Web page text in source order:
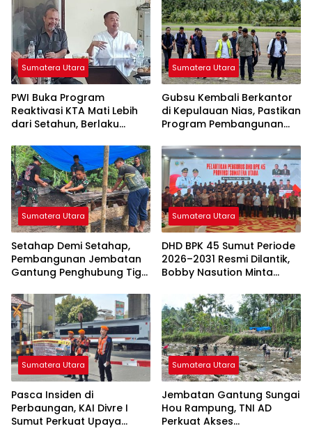
Sumatera Utara
PWI Buka Program
Reaktivasi KTA Mati Lebih
dari Setahun, Berlaku
Sumatera Utara
Gubsu Kembali Berkantor
di Kepulauan Nias, Pastikan
Program Pembangunan
Sumatera Utara
Setahap Demi Setahap,
Pembangunan Jembatan
Gantung Penghubung Tiga
Terwujud
Sumatera Utara
DHD BPK 45 Sumut Periode
2026–2031 Resmi Dilantik,
Bobby Nasution Minta
Ditularkan ke Generasi
Muda
Sumatera Utara
Pasca Insiden di
Perbaungan, KAI Divre I
Sumut Perkuat Upaya
Sumatera Utara
Jembatan Gantung Sungai
Hou Rampung, TNI AD
Perkuat Akses